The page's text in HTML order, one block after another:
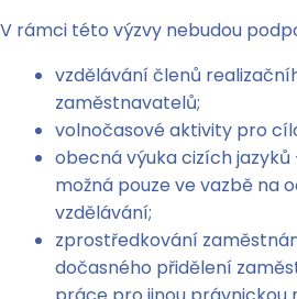
V rámci této výzvy nebudou
vzdělávání členů
zaměstnavatelů;
volnočasové aktivity pro
obecná výuka cizích jazyků
možná pouze ve vazbě na
vzdělávání;
zprostředkování
dočasného přidělení